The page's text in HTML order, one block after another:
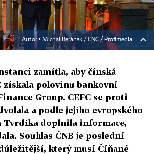
Autor ▪ Michal Beránek / CNC / Profimedia
zamítla, aby čínská
získala polovinu bankovní
Group. CEFC se proti
a podle jejího evropského
Tvrdíka doplnila informace,
Souhlas ČNB je poslední
který musí Číňané